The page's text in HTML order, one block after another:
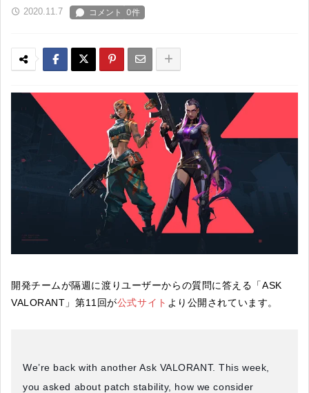
2020.11.7
開発チームが隔週に渡りユーザーからの質問に答える「ASK
VALORANT」第11回が公式サイト より公開されています。
We’re back with another Ask VALORANT. This week,
you asked about patch stability, how we consider